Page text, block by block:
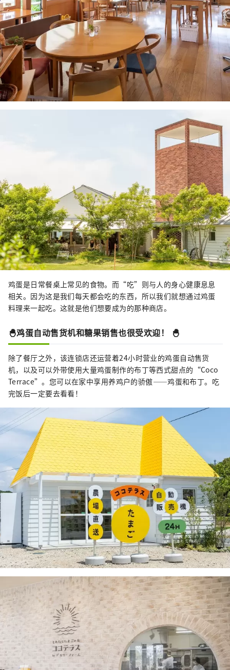
鸡蛋是日常餐桌上常见的食物。而“吃”则与人的身心健康息息
相关。因为这是我们每天都会吃的东西，所以我们就想通过鸡蛋
料理来一起吃。这就是他们想要成为的那种商店。
🐣鸡蛋自动售货机和糖果销售也很受欢迎！ 🐣
除了餐厅之外，该连锁店还运营着24小时营业的鸡蛋自动售货
机，以及可以外带使用大量鸡蛋制作的布丁等西式甜点的“Coco
Terrace”。您可以在家中享用养鸡户的骄傲——鸡蛋和布丁。吃
完饭后一定要去看看！